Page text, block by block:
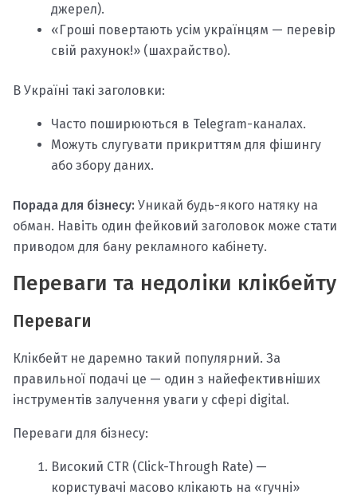
джерел).
«Гроші повертають усім українцям — перевір
свій рахунок!» (шахрайство).
В Україні такі заголовки:
Часто поширюються в Telegram-каналах.
Можуть слугувати прикриттям для фішингу
або збору даних.
Порада для бізнесу: Уникай будь-якого натяку на
обман. Навіть один фейковий заголовок може стати
приводом для бану рекламного кабінету.
Переваги та недоліки клікбейту
Переваги
Клікбейт не даремно такий популярний. За
правильної подачі це — один з найефективніших
інструментів залучення уваги у сфері digital.
Переваги для бізнесу:
Високий CTR (Click-Through Rate) —
користувачі масово клікають на «гучні»